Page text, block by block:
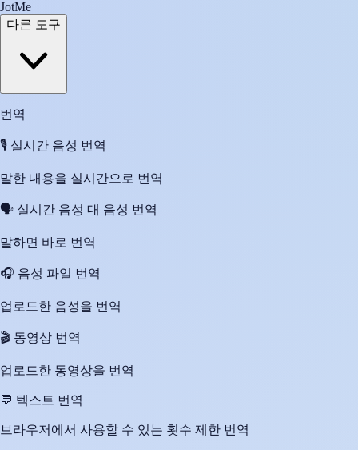
JotMe
다른 도구
번역
🎙️ 실시간 음성 번역
말한 내용을 실시간으로 번역
🗣️ 실시간 음성 대 음성 번역
말하면 바로 번역
🎧 음성 파일 번역
업로드한 음성을 번역
🎬 동영상 번역
업로드한 동영상을 번역
💬 텍스트 번역
브라우저에서 사용할 수 있는 횟수 제한 번역